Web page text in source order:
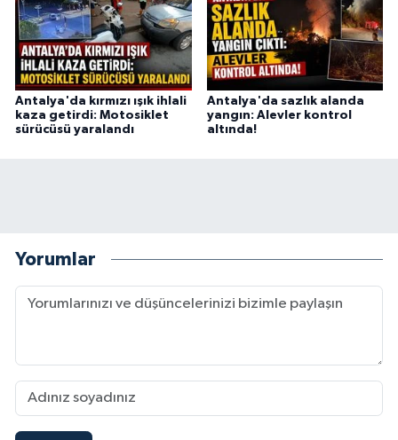
Antalya'da kırmızı ışık ihlali
kaza getirdi: Motosiklet
sürücüsü yaralandı
Antalya'da sazlık alanda
yangın: Alevler kontrol
altında!
Yorumlar